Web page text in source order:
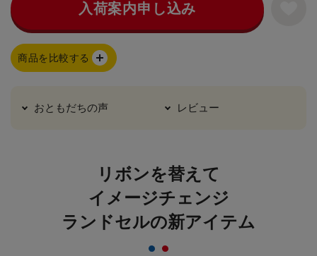
入荷案内申し込み
商品を比較する
おともだちの声 レビュー
リボンを替えて
イメージチェンジ
ランドセルの新アイテム